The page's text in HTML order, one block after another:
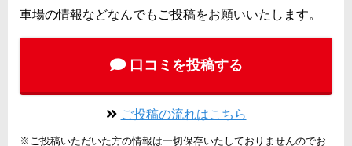
車場の情報などなんでもご投稿をお願いいたします。
口コミを投稿する
ご投稿の流れはこちら
※ご投稿いただいた方の情報は一切保存いたしておりませんのでお